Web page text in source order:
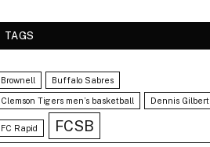
TAGS
Brownell Buffalo Sabres
Clemson Tigers men’s basketball Dennis Gilbert
FC Rapid FCSB